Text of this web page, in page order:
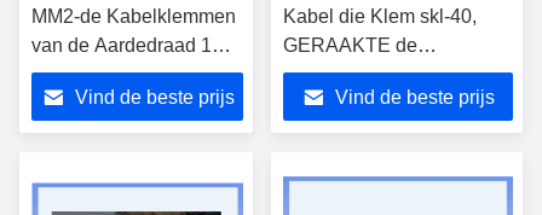
MM2-de Kabelklemmen
van de Aardedraad 1
Ton Enige Nok
Vind de beste prijs
Kabel die Klem skl-40,
GERAAKTE de
Greepklem trekken van de
HULPMIDDELdraad
Vind de beste prijs